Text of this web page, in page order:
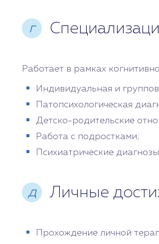
г
Работает в рамках
Индивидуальная и
Патопсихологическая
Детско-родительские
Работа с подростками;
Психиатрические
д Личные
Прохождение личной